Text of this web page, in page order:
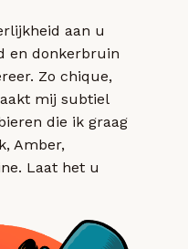
aan u
en donkerbruin
Zo chique,
mij subtiel
die ik graag
Amber,
Laat het u